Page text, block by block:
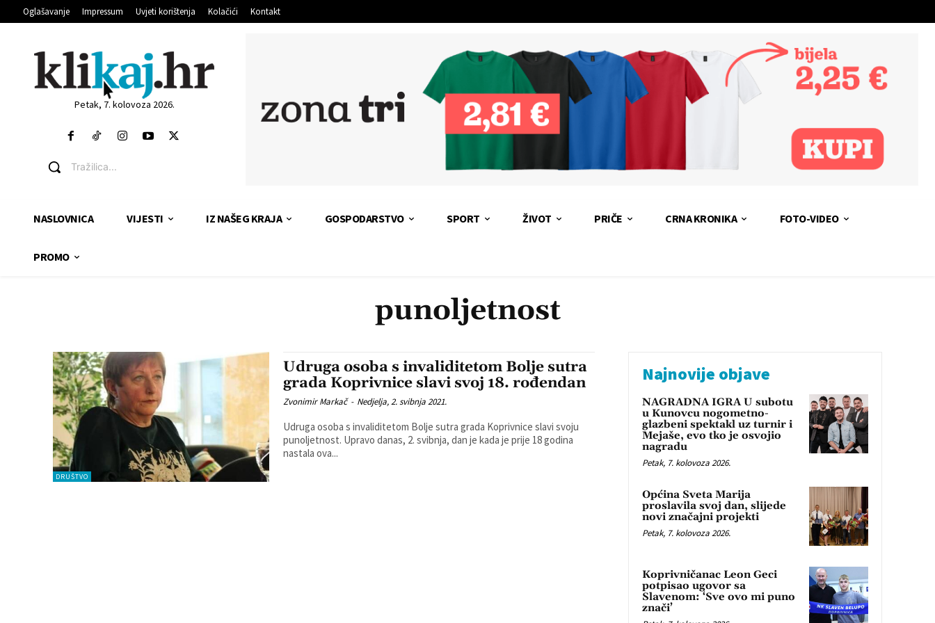
Oglašavanje Impressum Uvjeti korištenja Kolačići Kontakt
Petak, 7. kolovoza 2026.
Tražilica...
NASLOVNICA VIJESTI IZ NAŠEG KRAJA GOSPODARSTVO SPORT ŽIVOT PRIČE CRNA KRONIKA FOTO-VIDEO
PROMO
punoljetnost
DRUŠTVO
Udruga osoba s invaliditetom Bolje sutra
grada Koprivnice slavi svoj 18. rođendan
Zvonimir Markač - Nedjelja, 2. svibnja 2021.
Udruga osoba s invaliditetom Bolje sutra grada Koprivnice slavi svoju
punoljetnost. Upravo danas, 2. svibnja, dan je kada je prije 18 godina
nastala ova...
Najnovije objave
NAGRADNA IGRA U subotu
u Kunovcu nogometno-
glazbeni spektakl uz turnir i
Mejaše, evo tko je osvojio
nagradu
Petak, 7. kolovoza 2026.
Općina Sveta Marija
proslavila svoj dan, slijede
novi značajni projekti
Petak, 7. kolovoza 2026.
Koprivničanac Leon Geci
potpisao ugovor sa
Slavenom: ‘Sve ovo mi puno
znači’